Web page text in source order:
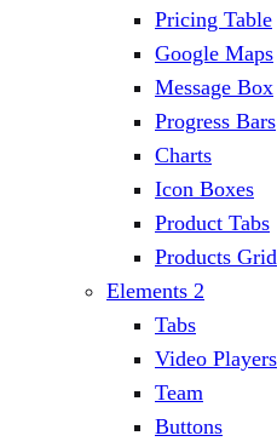
Pricing Table
Google Maps
Message Box
Progress Bars
Charts
Icon Boxes
Product Tabs
Products Grid
Elements 2
Tabs
Video Players
Team
Buttons